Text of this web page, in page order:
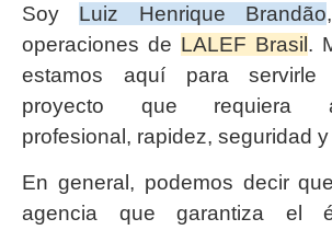
Soy Luiz Henrique Brandão
operaciones de LALEF Brasil.
estamos aquí para servirle
proyecto que requiera
profesional, rapidez, seguridad
En general, podemos decir que
agencia que garantiza el